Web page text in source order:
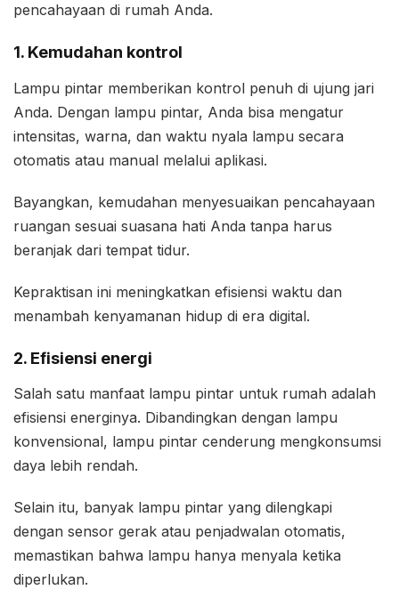
pencahayaan di rumah Anda.
1. Kemudahan kontrol
Lampu pintar memberikan kontrol penuh di ujung jari
Anda. Dengan lampu pintar, Anda bisa mengatur
intensitas, warna, dan waktu nyala lampu secara
otomatis atau manual melalui aplikasi.
Bayangkan, kemudahan menyesuaikan pencahayaan
ruangan sesuai suasana hati Anda tanpa harus
beranjak dari tempat tidur.
Kepraktisan ini meningkatkan efisiensi waktu dan
menambah kenyamanan hidup di era digital.
2. Efisiensi energi
Salah satu manfaat lampu pintar untuk rumah adalah
efisiensi energinya. Dibandingkan dengan lampu
konvensional, lampu pintar cenderung mengkonsumsi
daya lebih rendah.
Selain itu, banyak lampu pintar yang dilengkapi
dengan sensor gerak atau penjadwalan otomatis,
memastikan bahwa lampu hanya menyala ketika
diperlukan.